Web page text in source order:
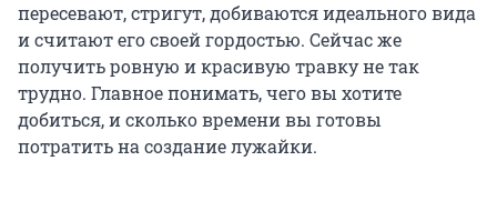
пересевают, стригут, добиваются идеального вида
и считают его своей гордостью. Сейчас же
получить ровную и красивую травку не так
трудно. Главное понимать, чего вы хотите
добиться, и сколько времени вы готовы
потратить на создание лужайки.